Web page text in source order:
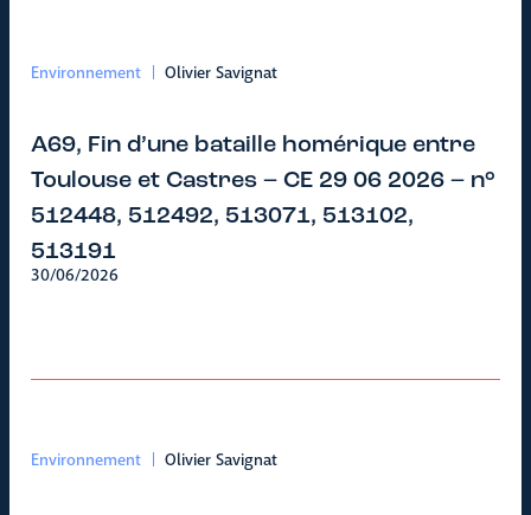
Environnement Olivier Savignat
A69, Fin d’une bataille homérique entre
Toulouse et Castres – CE 29 06 2026 – n°
512448, 512492, 513071, 513102,
513191
30/06/2026
Environnement Olivier Savignat